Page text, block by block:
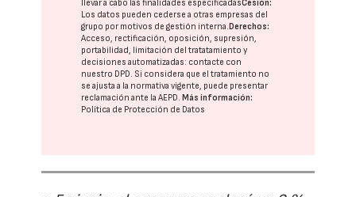
llevar a cabo las finalidades especificadasCesión:
Los datos pueden cederse a otras empresas del
grupo por motivos de gestión interna.Derechos:
Acceso, rectificación, oposición, supresión,
portabilidad, limitación del tratatamiento y
decisiones automatizadas: contacte con
nuestro DPD. Si considera que el tratamiento no
se ajusta a la normativa vigente, puede presentar
reclamación ante laAEPD.Más información:
Política de Protección de Datos